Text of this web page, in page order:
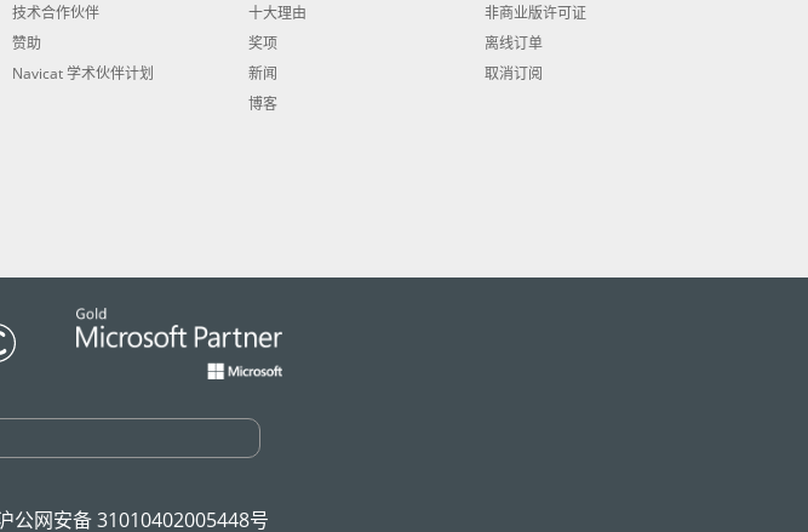
技术合作伙伴
赞助
Navicat 学术伙伴计划
十大理由
奖项
新闻
博客
非商业版许可证
离线订单
取消订阅
公网安备 31010402005448号